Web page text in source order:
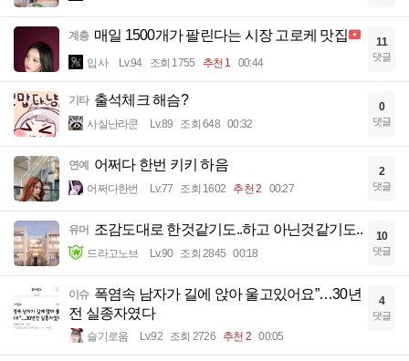
계층 매일 1500개가 팔린다는 시장 고로케 맛집
입사 Lv.94 조회 1755 추천 1 00:44
11
댓글
기타 출석체크 해슴?
사실난라쿤 Lv.89 조회 648 00:32
0
댓글
연예 어쩌다 한번 키키 하음
어쩌다한번 Lv.77 조회 1602 추천 2 00:27
2
댓글
유머 조감도대로 한것같기도..하고 아닌것같기도..
드라고노브 Lv.90 조회 2845 00:18
10
댓글
이슈 폭염속 남자가 길에 앉아 울고있어요”…30년
전 실종자였다
슬기로움 Lv.92 조회 2726 추천 2 00:05
4
댓글